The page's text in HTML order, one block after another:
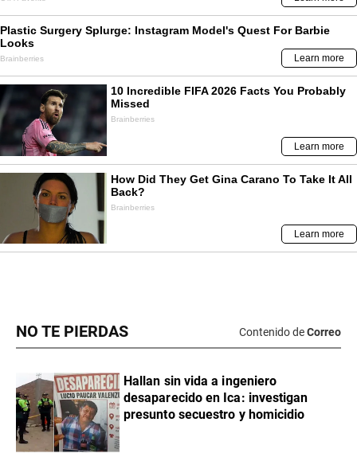
NO TE PIERDAS Contenido deCorreo
Hallan sin vida a ingeniero
desaparecido en Ica: investigan
presunto secuestro y homicidio